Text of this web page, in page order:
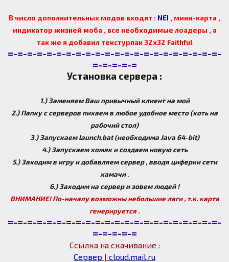
В число дополнительных модов входят : NEI , мини-карта ,
индикатор жизней моба , все необходимые лоадеры , а
так же я добавил текстурпак 32х32 Faithful
=-=-=-=-=-=-=-=-=-=-=-=-=-=-=-=-=-=-=-=-=-=-
=-=-=-=-=
Установка сервера :
1.) Заменяем Ваш привычный клиент на мой
2.) Папку с серверов пихаем в любое удобное место (хоть на
рабочий стол)
3.) Запускаем launch.bat (необходима Java 64-bit)
4.) Запускаем хомяк и создаем новую сеть
5.) Заходим в игру и добавляем сервер , вводя циферки сети
хамачи .
6.) Заходим на сервер и зовем людей !
ВНИМАНИЕ! По-началу возможны небольшие лаги , т.к. карта
генерируется .
=-=-=-=-=-=-=-=-=-=-=-=-=-=-=-=-=-=-=-=-=-=-
=-=-=-=-=
Ссылка на скачивание :
Сервер | cloud.mail.ru